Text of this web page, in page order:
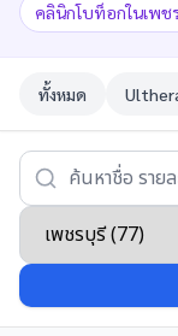
คลินิกโบท็อกในเพช
ทั้งหมด